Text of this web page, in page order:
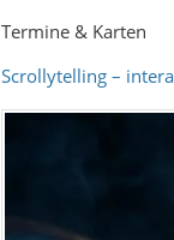
Termine & Karten
Scrollytelling –